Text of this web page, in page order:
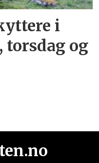
i
torsdag og